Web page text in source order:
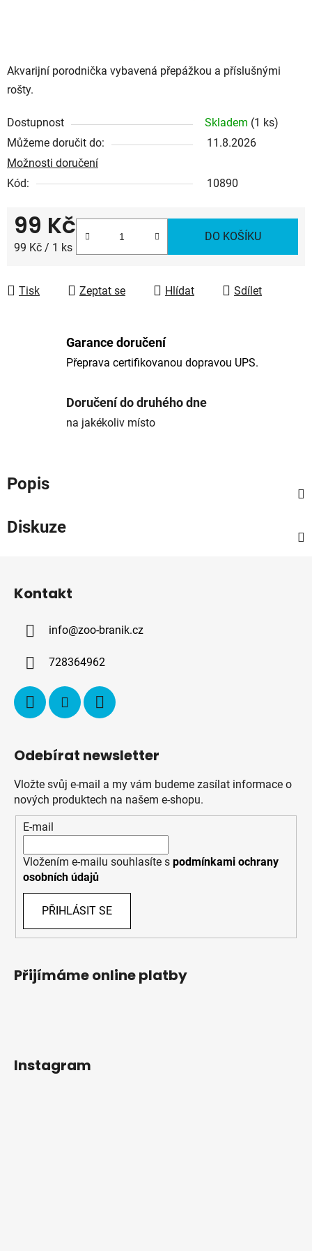
Akvarijní porodnička vybavená přepážkou a příslušnými
rošty.
Dostupnost Skladem (1 ks)
Můžeme doručit do:
11.8.2026
Možnosti doručení
Kód:
10890
99 Kč
Měrná cena:
99 Kč / 1 ks
DO KOŠÍKU
Tisk Zeptat se Hlídat Sdílet
Garance doručení
Přeprava certifikovanou dopravou UPS.
Doručení do druhého dne
na jakékoliv místo
Popis
Diskuze
Kontakt
info@zoo-branik.cz
728364962
Odebírat newsletter
Vložte svůj e-mail a my vám budeme zasílat informace o
nových produktech na našem e-shopu.
E-mail
Vložením e-mailu souhlasíte s podmínkami ochrany
osobních údajů
PŘIHLÁSIT SE
Přijímáme online platby
Instagram